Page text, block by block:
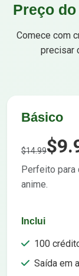
Preço
Comece com
precisar
Básico
$14.99
Perfeito para
anime.
Inclui
100
Saída em